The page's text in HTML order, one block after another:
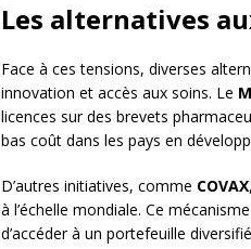
Les alternatives
Face à ces tensions, diverses
innovation et accès aux soins. Le
licences sur des brevets
bas coût dans les pays en
D’autres initiatives, comme COVAX
à l’échelle mondiale. Ce
d’accéder à un portefeuille